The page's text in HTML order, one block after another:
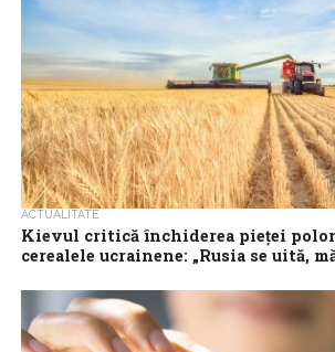
ACTUALITATE
Kievul critică închiderea pieţei
cerealele ucrainene: „Rusia se uită,
Kievul consideră că decizia Varşoviei de a
produselor agricole ucrainene în Polonia
„ilegală” şi avertizează că Rusia...